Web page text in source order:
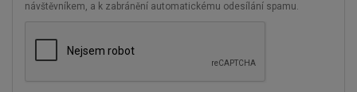
návštěvníkem, a k zabránění automatickému odesílání spamu.